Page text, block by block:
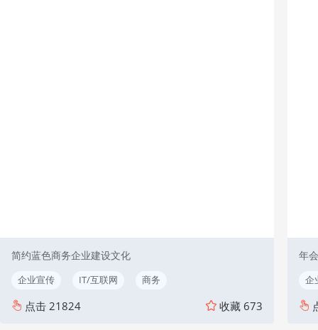
简约蓝色商务企业建设文化
企业宣传 IT/互联网 商务
点击 21824 收藏 673
年
企